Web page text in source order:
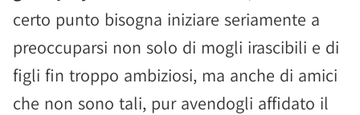
certo punto bisogna iniziare seriamente a
preoccuparsi non solo di mogli irascibili e di
figli fin troppo ambiziosi, ma anche di amici
che non sono tali, pur avendogli affidato il